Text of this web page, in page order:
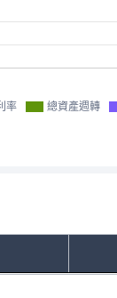
率 總資產週轉